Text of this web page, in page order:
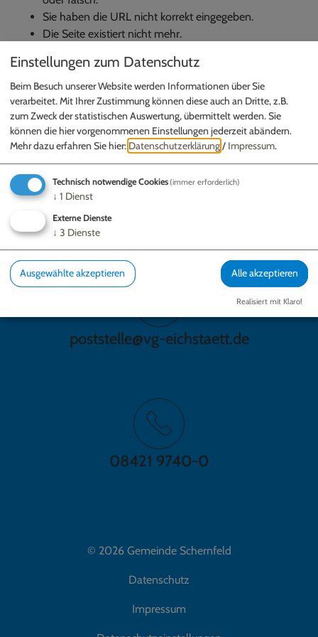
Sie haben die URL nicht korrekt eingegeben.
Die Seite existiert nicht mehr.
Hiergelangen Sie zur Startseite.
GEMEINDE SCHERNFELD
Gundekarstraße 7a | 85072 Eichstätt
Fax: 08421 9740-50
poststelle@vg-eichstaett.de
08421 9740-0
© 2026 Gemeinde Schernfeld
Datenschutz
Impressum
Einstellungen zum Datenschutz
Beim Besuch unserer Website werden Informationen über Sie
verarbeitet. Mit Ihrer Zustimmung können diese auch an Dritte, z.B.
zum Zweck der statistischen Auswertung, übermittelt werden. Sie
können die hier vorgenommenen Einstellungen jederzeit abändern.
Mehr dazu erfahren Sie hier: Datenschutzerklärung/ Impressum.
Technisch notwendige Cookies(immer erforderlich)
↓ 1 Dienst
Externe Dienste
↓ 3 Dienste
Ausgewählte akzeptieren Alle akzeptieren
Realisiert mit Klaro!